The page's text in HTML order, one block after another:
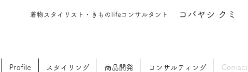
着物スタイリスト・きものlifeコンサルタント ​コバヤシ クミ
Profile スタイリング 商品開発 コンサルティング Contact